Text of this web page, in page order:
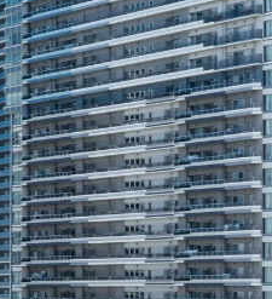
ブ
ル
ー
ム
テ
ラ
ス
タ
ワ
ー
に
つ
い
て
幕
ベ